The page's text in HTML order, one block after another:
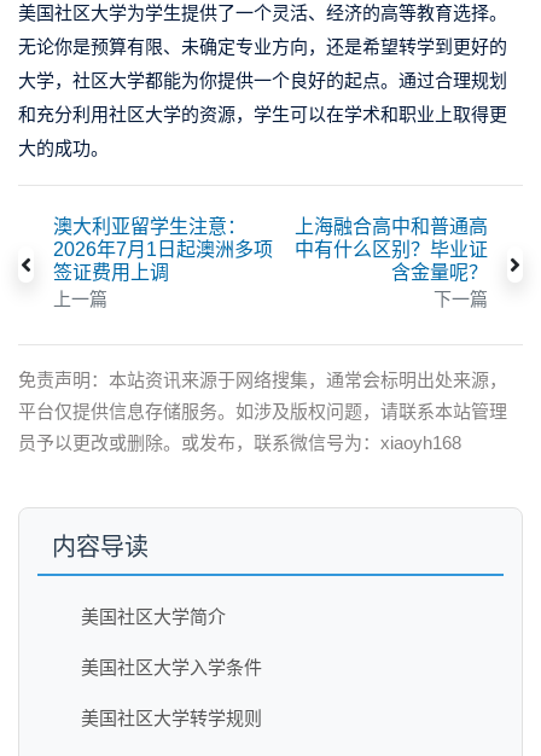
美国社区大学为学生提供了一个灵活、经济的高等教育选择。
无论你是预算有限、未确定专业方向，还是希望转学到更好的
大学，社区大学都能为你提供一个良好的起点。通过合理规划
和充分利用社区大学的资源，学生可以在学术和职业上取得更
大的成功。
澳大利亚留学生注意：
2026年7月1日起澳洲多项
签证费用上调
上一篇
上海融合高中和普通高
中有什么区别？毕业证
含金量呢？
下一篇
免责声明：本站资讯来源于网络搜集，通常会标明出处来源，
平台仅提供信息存储服务。如涉及版权问题，请联系本站管理
员予以更改或删除。或发布，联系微信号为：xiaoyh168
内容导读
美国社区大学简介
美国社区大学入学条件
美国社区大学转学规则